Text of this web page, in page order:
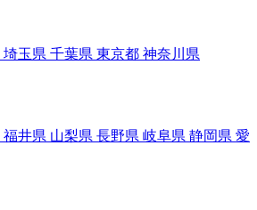
埼玉県 千葉県 東京都 神奈川県
福井県 山梨県 長野県 岐阜県 静岡県 愛